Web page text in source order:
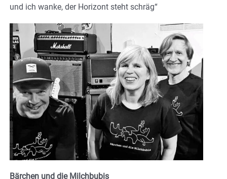
und ich wanke, der Horizont steht schräg“
Bärchen und die Milchbubis